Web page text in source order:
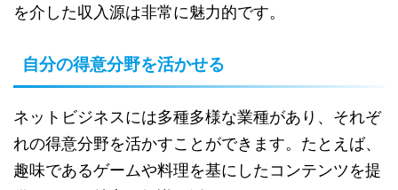
を介した収入源は非常に魅力的です。
自分の得意分野を活かせる
ネットビジネスには多種多様な業種があり、それぞ
れの得意分野を活かすことができます。たとえば、
趣味であるゲームや料理を基にしたコンテンツを提